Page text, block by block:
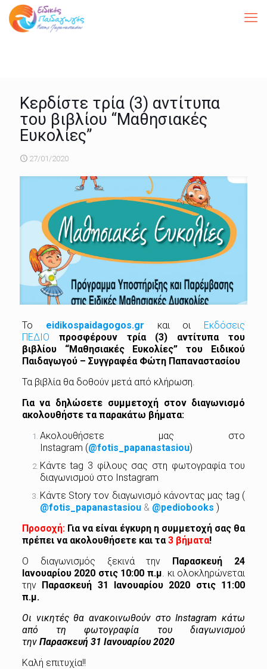
Κερδίστε τρία (3) αντίτυπα
του βιβλίου “Μαθησιακές
Ευκολίες”
27/01/2020
Το eidikospaidagogos.gr και οι
Εκδόσεις
ΠΕΔΙΟ
προσφέρουν τρία (3) αντίτυπα του
βιβλίου “Μαθησιακές Ευκολίες” του Ειδικού
Παιδαγωγού – Συγγραφέα Φώτη Παπαναστασίου
Τα βιβλία θα δοθούν μετά από κλήρωση.
Για να δηλώσετε συμμετοχή στον διαγωνισμό
ακολουθήστε τα παρακάτω βήματα:
Ακολουθήσετε μας στο
Instagram (@fotis_papanastasiou)
Κάντε tag 3 φίλους σας στη φωτογραφία του
διαγωνισμού στο Instagram
Κάντε Story τον διαγωνισμό κάνοντας μας tag (
@fotis_papanastasiou& @pediobooks )
Προσοχή:Για να είναι έγκυρη η συμμετοχή σας θα
πρέπει να ακολουθήσετε και τα3 βήματα!
Ο διαγωνισμός ξεκινά την Παρασκευή 24
Ιανουαρίου 2020 στις 10:00 π.μ. κι ολοκληρώνεται
την Παρασκευή 31 Ιανουαρίου 2020 στις 11:00
π.μ.
Οι νικητές θα ανακοινωθούν στο Instagram κάτω
από τη φωτογραφία του διαγωνισμού
την Παρασκευή 31 Ιανουαρίου 2020
Καλή επιτυχία!!